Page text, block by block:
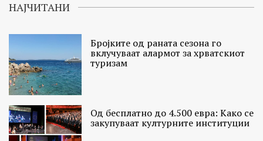
НАЈЧИТАНИ
Бројките од раната сезона го
вклучуваат алармот за хрватскиот
туризам
Од бесплатно до 4.500 евра: Како се
закупуваат културните институции